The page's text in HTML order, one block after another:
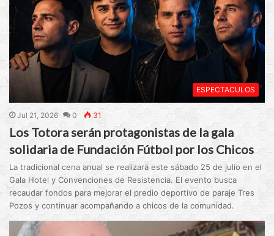
ESPECTACULOS
Jul 21, 2026 0 31
Los Totora serán protagonistas de la gala
solidaria de Fundación Fútbol por los Chicos
La tradicional cena anual se realizará este sábado 25 de julio en el
Gala Hotel y Convenciones de Resistencia. El evento busca
recaudar fondos para mejorar el predio deportivo de paraje Tres
Pozos y continuar acompañando a chicos de la comunidad.